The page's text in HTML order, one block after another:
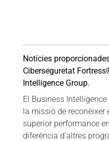
Notícies
Ciberseguretat
Intelligence Group.
El Business
la missió de reconèixer
superior performance
diferència d’altres